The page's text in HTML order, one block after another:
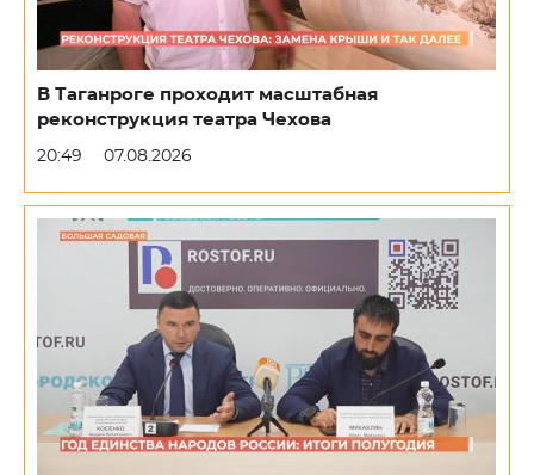
В Таганроге проходит масштабная
реконструкция театра Чехова
20:49 07.08.2026